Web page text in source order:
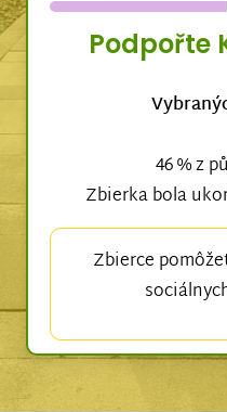
Podpořte
46 % z
Zbierka bola
Zbierce